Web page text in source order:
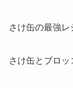
さけ缶の最強レ
さけ缶とブロ